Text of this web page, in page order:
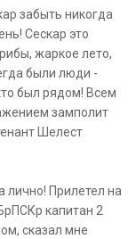
забыть никогда
Сескар это
жаркое лето,
были люди -
был рядом! Всем
замполит
Шелест
лично! Прилетел на
капитан 2
сказал мне